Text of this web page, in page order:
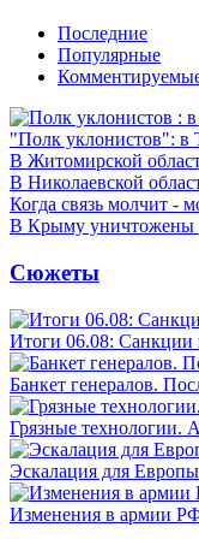
Последние
Популярные
"Полк уклонистов":
В Житомирской
В Николаевской
Когда связь молчит -
В Крыму уничтожены
Сюжеты
Итоги 06.08:
Банкет генералов.
Грязные
Эскалация для
Изменения в армии